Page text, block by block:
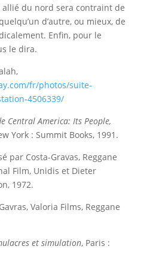
du nord sera contraint de
d’autre, ou mieux, de
Enfin, pour le
le dira.
fr/photos/suite-
4506339/
Central America: Its People,
York : Summit Books, 1991.
par Costa-Gravas, Reggane
Film, Unidis et Dieter
1972.
Valoria Films, Reggane
et simulation, Paris :